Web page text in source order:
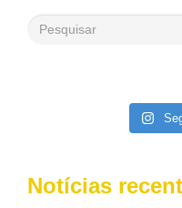
sofre resistência. Na
empresa Guilherme
não deve seguir em
do TCU (Tribunal de
nesta semana. Fonte: DP
Notícias